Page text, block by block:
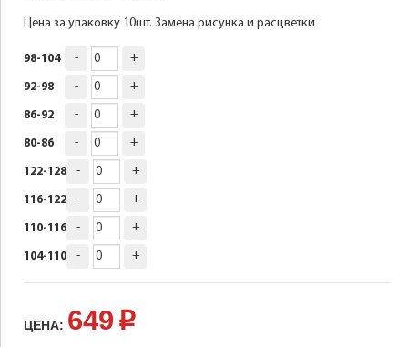
Цена за упаковку 10шт. Замена рисунка и расцветки
98-104 - +
92-98 - +
86-92 - +
80-86 - +
122-128 - +
116-122 - +
110-116 - +
104-110 - +
ЦЕНА: 649 p